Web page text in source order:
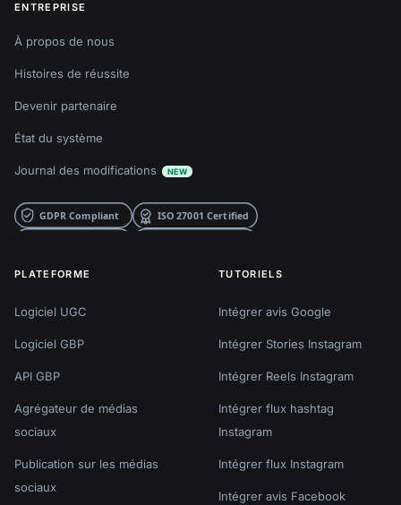
ENTREPRISE
À propos de nous
Histoires de réussite
Devenir partenaire
État du système
Journal des modifications NEW
PLATEFORME
Logiciel UGC
Logiciel GBP
API GBP
Agrégateur de médias
sociaux
Publication sur les médias
sociaux
TUTORIELS
Intégrer avis Google
Intégrer Stories Instagram
Intégrer Reels Instagram
Intégrer flux hashtag
Instagram
Intégrer flux Instagram
Intégrer avis Facebook